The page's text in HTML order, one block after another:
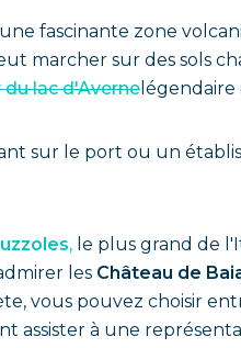
une fascinante zone
marcher sur des sols
lac d'Averne
sur le port ou un
, le plus grand de
les Château de
vous pouvez choisir
assister à une